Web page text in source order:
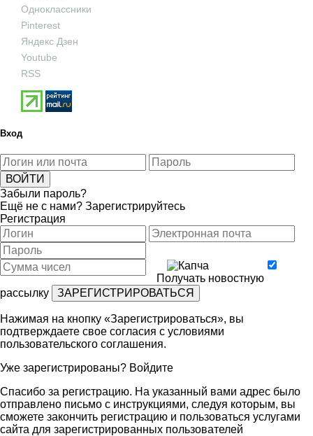
Одноклассники
Pinterest
Яндекс Дзен
Youtube
RSS
Вход
Забыли пароль?
Ещё не с нами? Зарегистрируйтесь
Регистрация
Получать новостную
рассылку
Нажимая на кнопку «Зарегистрироваться», вы
подтверждаете свое согласия с условиями
пользовательского соглашения.
Уже зарегистрированы? Войдите
Спасибо за регистрацию. На указанный вами адрес было
отправлено письмо с инструкциями, следуя которым, вы
сможете закончить регистрацию и пользоваться услугами
сайта для зарегистрированных пользователей